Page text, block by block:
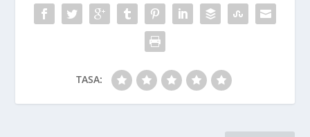
TASA: